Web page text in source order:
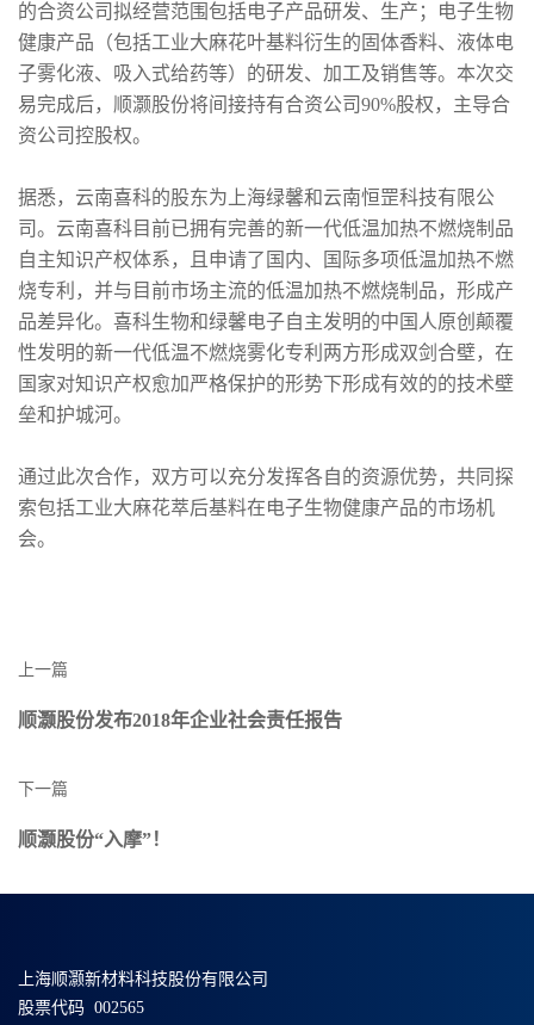
的合资公司拟经营范围包括电子产品研发、生产；电子生物
健康产品（包括工业大麻花叶基料衍生的固体香料、液体电
子雾化液、吸入式给药等）的研发、加工及销售等。本次交
易完成后，顺灏股份将间接持有合资公司90%股权，主导合
资公司控股权。
据悉，云南喜科的股东为上海绿馨和云南恒罡科技有限公
司。云南喜科目前已拥有完善的新一代低温加热不燃烧制品
自主知识产权体系，且申请了国内、国际多项低温加热不燃
烧专利，并与目前市场主流的低温加热不燃烧制品，形成产
品差异化。喜科生物和绿馨电子自主发明的中国人原创颠覆
性发明的新一代低温不燃烧雾化专利两方形成双剑合壁，在
国家对知识产权愈加严格保护的形势下形成有效的的技术壁
垒和护城河。
通过此次合作，双方可以充分发挥各自的资源优势，共同探
索包括工业大麻花萃后基料在电子生物健康产品的市场机
会。
上一篇
顺灏股份发布2018年企业社会责任报告
下一篇
顺灏股份“入摩”！
上海顺灏新材料科技股份有限公司
股票代码 002565